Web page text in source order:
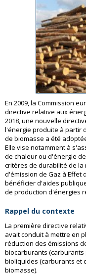
En 2009, la Commission
directive relative aux
2018, une nouvelle
l'énergie produite à partir
de biomasse a été
Elle vise notamment à
de chaleur ou d'énergie
critères de durabilité de
d'émission de Gaz à Effet
bénéficier d'aides
de production d'énergies
Rappel du contexte
La première directive
avait conduit à mettre en
réduction des émissions
biocarburants
bioliquides (carburants et
biomasse).